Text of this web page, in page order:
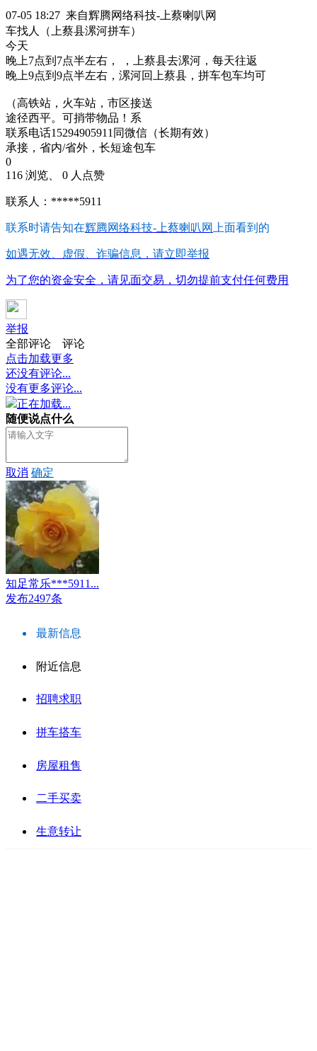
07-05 18:27 来自辉腾网络科技-上蔡喇叭网
车找人（上蔡县漯河拼车）
今天
晚上7点到7点半左右， ，上蔡县去漯河，每天往返
晚上9点到9点半左右，漯河回上蔡县，拼车包车均可
（高铁站，火车站，市区接送
途径西平。可捎带物品！系
联系电话15294905911同微信（长期有效）
承接，省内/省外，长短途包车
0
116 浏览、 0 人点赞
联系人：*****5911
联系时请告知在辉腾网络科技-上蔡喇叭网 上面看到的
如遇无效、虚假、诈骗信息，请立即举报
为了您的资金安全，请见面交易，切勿提前支付任何费用
举报
全部评论
评论
点击加载更多
还没有评论...
没有更多评论...
正在加载...
随便说点什么
取消 确定
知足常乐***5911...
发布2497条
最新信息
附近信息
招聘求职
拼车搭车
房屋租售
二手买卖
生意转让